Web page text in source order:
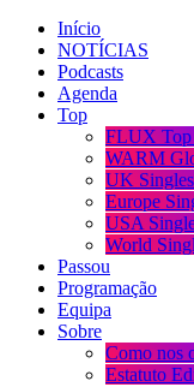
Início
NOTÍCIAS
Podcasts
Agenda
Top
FLUX Top
WARM
UK
Europe
USA
World
Passou
Programação
Equipa
Sobre
Como nos
Estatuto